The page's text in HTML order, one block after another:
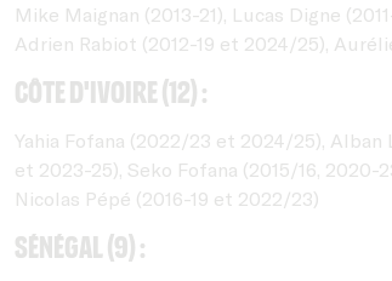
Mike Maignan (2013-21), Lucas Digne
Adrien Rabiot (2012-19 et 2024/25),
Côte d'Ivoire (12) :
Yahia Fofana (2022/23 et 2024/25),
et 2023-25), Seko Fofana (2015/16, 2020-
Nicolas Pépé (2016-19 et 2022/23)
Sénégal (9) :